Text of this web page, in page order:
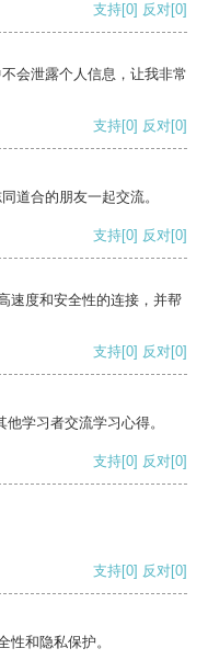
支持[0] 反对[0]
会泄露个人信息，让我非常
支持[0] 反对[0]
道合的朋友一起交流。
支持[0] 反对[0]
速度和安全性的连接，并帮
支持[0] 反对[0]
学习者交流学习心得。
支持[0] 反对[0]
支持[0] 反对[0]
性和隐私保护。